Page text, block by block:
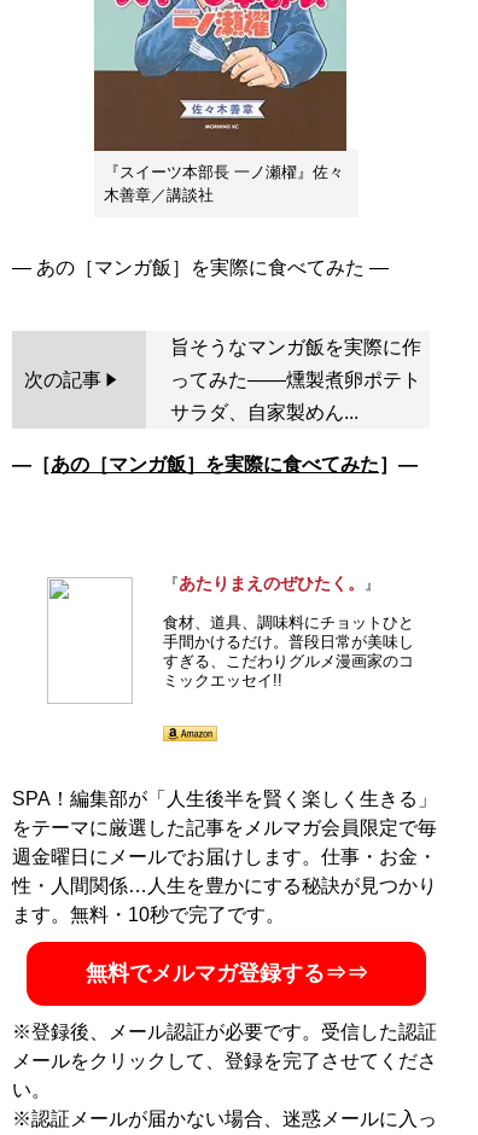
『スイーツ本部長 一ノ瀬櫂』佐々
木善章／講談社
次の記事
旨そうなマンガ飯を実際に作
ってみた――燻製煮卵ポテト
サラダ、自家製めん...
―［あの［マンガ飯］を実際に食べてみた］―
『あたりまえのぜひたく。 』
食材、道具、調味料にチョットひと
手間かけるだけ。普段日常が美味し
すぎる、こだわりグルメ漫画家のコ
ミックエッセイ!!
SPA！編集部が「人生後半を賢く楽しく生きる」
をテーマに厳選した記事をメルマガ会員限定で毎
週金曜日にメールでお届けします。仕事・お金・
性・人間関係…人生を豊かにする秘訣が見つかり
ます。無料・10秒で完了です。
無料でメルマガ登録する⇒⇒
※登録後、メール認証が必要です。受信した認証
メールをクリックして、登録を完了させてくださ
い。
※認証メールが届かない場合、迷惑メールに入っ